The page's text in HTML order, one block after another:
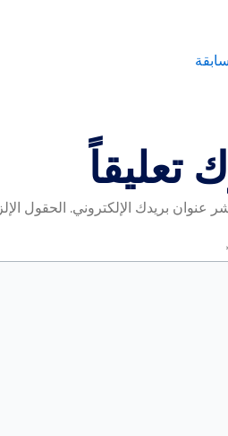
تعليقاً
عنوان بريدك الإلكتروني. الحقول